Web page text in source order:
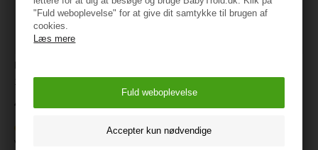
"Fuld weboplevelse" for at give dit samtykke til brugen af
cookies.
Læs mere
BabyTrold Juniordyne, Fiber,
100x140 cm
499 kr.
Varenr.:
På lager